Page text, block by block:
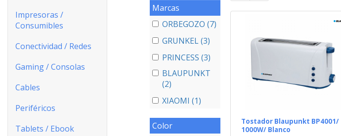
Impresoras /
Consumibles
Conectividad / Redes
Gaming / Consolas
Cables
Periféricos
Tablets / Ebook
Marcas
ORBEGOZO (7)
GRUNKEL (3)
PRINCESS (3)
BLAUPUNKT
(2)
XIAOMI (1)
Color
Tostador Blaupunkt BP4001/
1000W/ Blanco